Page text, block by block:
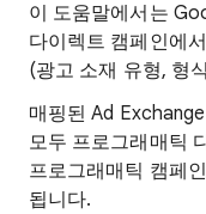
이 도움말에서는
다이렉트 캠페인에
(광고 소재 유형, 형
매핑된 Ad
모두 프로그래매틱
프로그래매틱 캠페
됩니다.